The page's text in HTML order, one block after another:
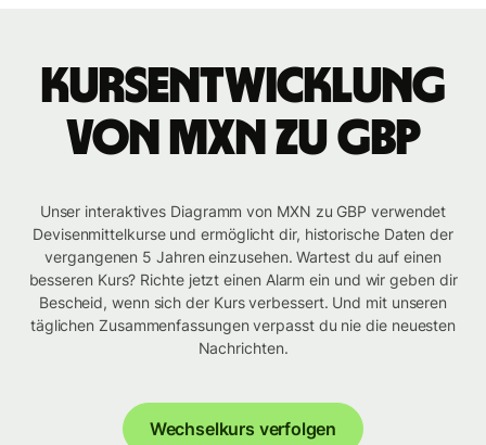
Kursentwicklung
von MXN zu GBP
Unser interaktives Diagramm von MXN zu GBP verwendet
Devisenmittelkurse und ermöglicht dir, historische Daten der
vergangenen 5 Jahren einzusehen. Wartest du auf einen
besseren Kurs? Richte jetzt einen Alarm ein und wir geben dir
Bescheid, wenn sich der Kurs verbessert. Und mit unseren
täglichen Zusammenfassungen verpasst du nie die neuesten
Nachrichten.
Wechselkurs verfolgen